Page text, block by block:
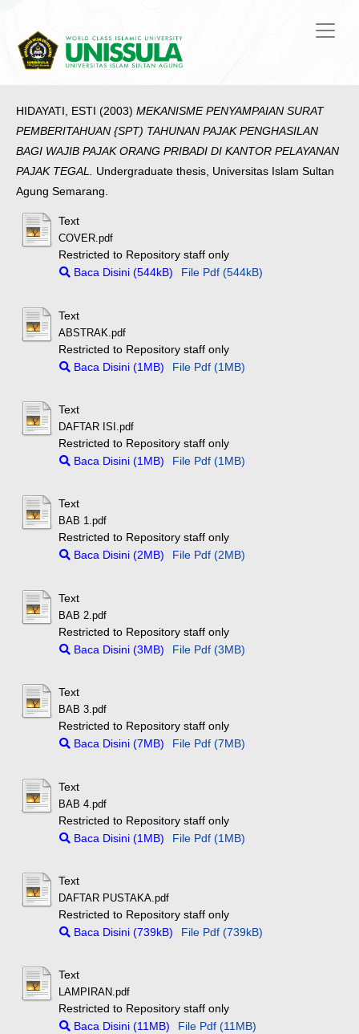
HIDAYATI, ESTI (2003) MEKANISME PENYAMPAIAN SURAT
PEMBERITAHUAN {SPT) TAHUNAN PAJAK PENGHASILAN
BAGI WAJIB PAJAK ORANG PRIBADI DI KANTOR PELAYANAN
PAJAK TEGAL. Undergraduate thesis, Universitas Islam Sultan
Agung Semarang.
Text
COVER.pdf
Restricted to Repository staff only
Baca Disini (544kB)
File Pdf (544kB)
Text
ABSTRAK.pdf
Restricted to Repository staff only
Baca Disini (1MB)
File Pdf (1MB)
Text
DAFTAR ISI.pdf
Restricted to Repository staff only
Baca Disini (1MB)
File Pdf (1MB)
Text
BAB 1.pdf
Restricted to Repository staff only
Baca Disini (2MB)
File Pdf (2MB)
Text
BAB 2.pdf
Restricted to Repository staff only
Baca Disini (3MB)
File Pdf (3MB)
Text
BAB 3.pdf
Restricted to Repository staff only
Baca Disini (7MB)
File Pdf (7MB)
Text
BAB 4.pdf
Restricted to Repository staff only
Baca Disini (1MB)
File Pdf (1MB)
Text
DAFTAR PUSTAKA.pdf
Restricted to Repository staff only
Baca Disini (739kB)
File Pdf (739kB)
Text
LAMPIRAN.pdf
Restricted to Repository staff only
Baca Disini (11MB)
File Pdf (11MB)